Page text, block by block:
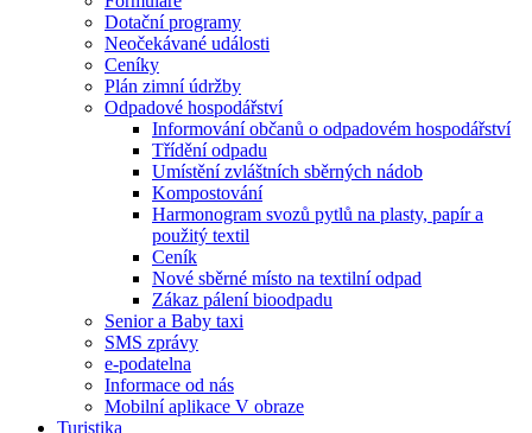
Dotační programy
Neočekávané události
Ceníky
Plán zimní údržby
Odpadové hospodářství
Informování občanů o odpadovém hospodářství
Třídění odpadu
Umístění zvláštních sběrných nádob
Kompostování
Harmonogram svozů pytlů na plasty, papír a
použitý textil
Ceník
Nové sběrné místo na textilní odpad
Zákaz pálení bioodpadu
Senior a Baby taxi
SMS zprávy
e-podatelna
Informace od nás
Mobilní aplikace V obraze
Turistika